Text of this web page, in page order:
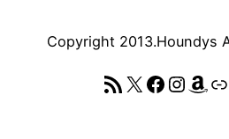
Copyright 2013.Houndys
RSS フィードX リンク